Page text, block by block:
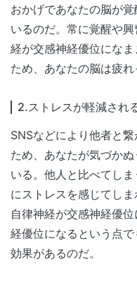
おかげであなたの脳が
いるのだ。常に覚醒や
経が交感神経優位にな
ため、あなたの脳は疲れ
2.ストレスが軽減され
SNSなどにより他者と
ため、あなたが気づか
いる。他人と比べてし
にストレスを感じてしま
自律神経が交感神経優
経優位になるという点
効果があるのだ。